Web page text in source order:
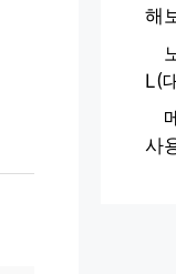
해
L(
사